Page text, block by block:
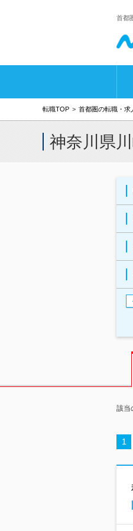
首都
転職TOP 首都圏の転職・求
神奈川県
該当
1